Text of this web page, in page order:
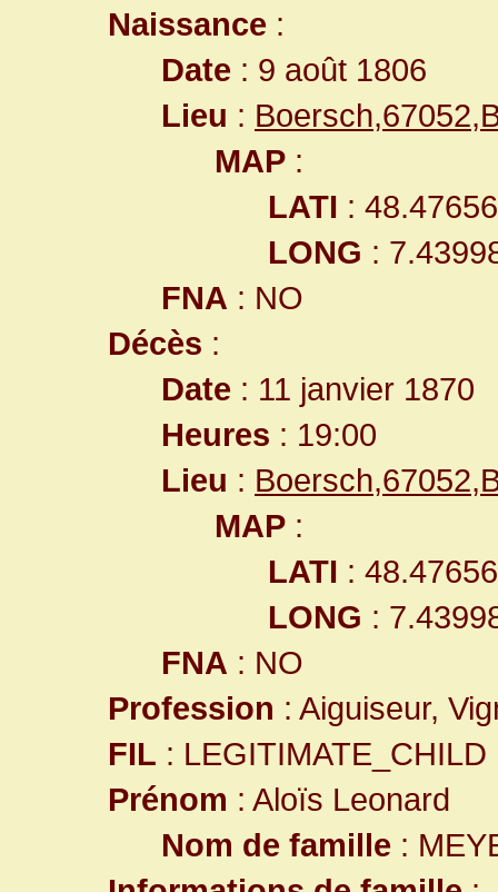
Naissance :
Date : 9 août 1806
Lieu :
MAP :
LATI :
LONG :
FNA : NO
Décès :
Date : 11 janvier 1870
Heures : 19:00
Lieu :
MAP :
LATI :
LONG :
FNA : NO
Profession : Aiguiseur,
FIL : LEGITIMATE_CHILD
Prénom : Aloïs Leonard
Nom de famille :